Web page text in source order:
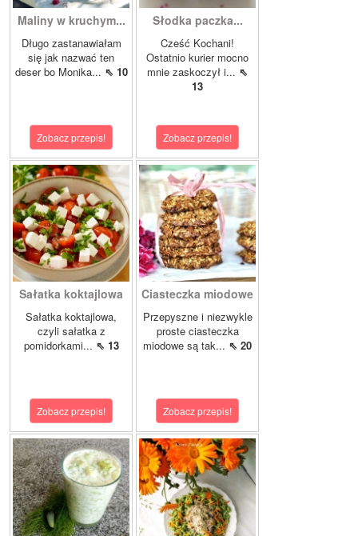
Maliny w kruchym...
Długo zastanawiałam
się jak nazwać ten
deser bo Monika... ⇖ 10
Zobacz przepis!
Słodka paczka...
Cześć Kochani!
Ostatnio kurier mocno
mnie zaskoczył i... ⇖
13
Zobacz przepis!
Sałatka koktajlowa
Sałatka koktajlowa,
czyli sałatka z
pomidorkami... ⇖ 13
Zobacz przepis!
Ciasteczka miodowe
Przepyszne i niezwykle
proste ciasteczka
miodowe są tak... ⇖ 20
Zobacz przepis!